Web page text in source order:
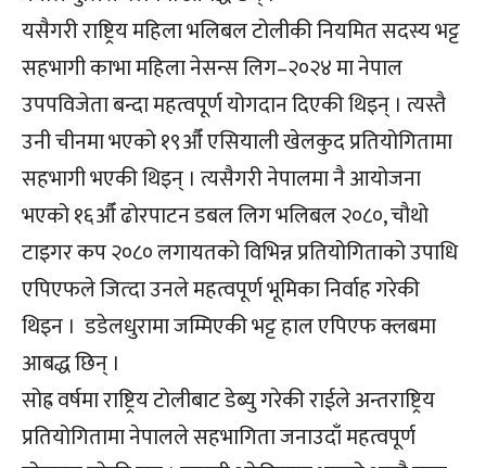
यसैगरी राष्ट्रिय महिला भलिबल टोलीकी नियमित सदस्य भट्ट
सहभागी काभा महिला नेसन्स लिग–२०२४ मा नेपाल
उपपविजेता बन्दा महत्वपूर्ण योगदान दिएकी थिइन् । त्यस्तै
उनी चीनमा भएको १९औँ एसियाली खेलकुद प्रतियोगितामा
सहभागी भएकी थिइन् । त्यसैगरी नेपालमा नै आयोजना
भएको १६औँ ढोरपाटन डबल लिग भलिबल २०८०, चौथो
टाइगर कप २०८० लगायतको विभिन्न प्रतियोगिताको उपाधि
एपिएफले जित्दा उनले महत्वपूर्ण भूमिका निर्वाह गरेकी
थिइन । डडेलधुरामा जम्मिएकी भट्ट हाल एपिएफ क्लबमा
आबद्ध छिन् ।
सोह्र वर्षमा राष्ट्रिय टोलीबाट डेब्यु गरेकी राईले अन्तराष्ट्रिय
प्रतियोगितामा नेपालले सहभागिता जनाउदाँ महत्वपूर्ण